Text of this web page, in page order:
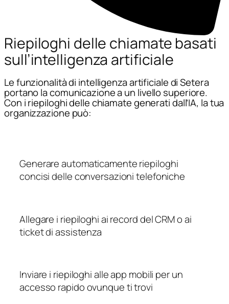
Riepiloghi delle chiamate basati
sull’intelligenza artificiale
Le funzionalità di intelligenza artificiale di Setera
portano la comunicazione a un livello superiore.
Con i riepiloghi delle chiamate generati dall’IA, la tua
organizzazione può:
Generare automaticamente riepiloghi
concisi delle conversazioni telefoniche
Allegare i riepiloghi ai record del CRM o ai
ticket di assistenza
Inviare i riepiloghi alle app mobili per un
accesso rapido ovunque ti trovi